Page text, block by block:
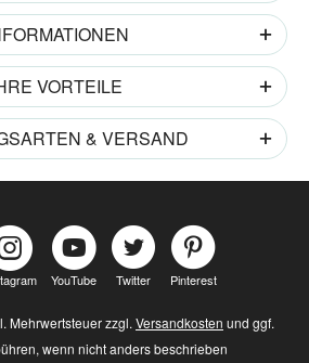
VORTEILE
& VERSAND
YouTube Twitter Pinterest
Mehrwertsteuer zzgl. Versandkosten und ggf.
wenn nicht anders beschrieben